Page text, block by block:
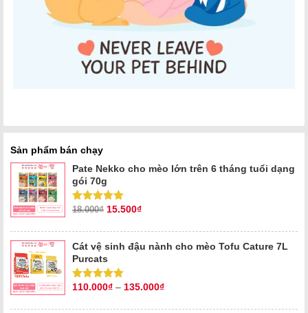
Sản phẩm bán chạy
Pate Nekko cho mèo lớn trên 6 tháng tuổi dạng
gói 70g
Được xếp
18.000₫ Giá
là:
18.000₫.
15.500₫Giá
tại
là:
Cát vệ sinh đậu nành cho mèo Tofu Cature 7L
Purcats
Được xếp
110.000₫ – 135.000₫